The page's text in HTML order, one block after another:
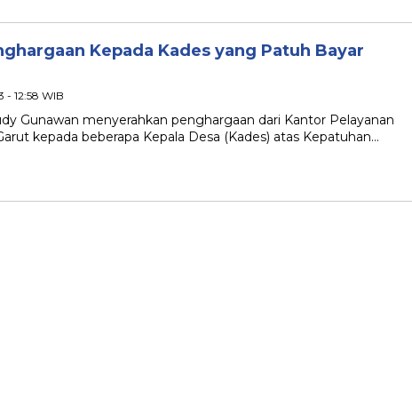
Kepada Kades yang Patuh Bayar
- 12:58 WIB
Gunawan menyerahkan penghargaan dari Kantor Pelayanan
kepada beberapa Kepala Desa (Kades) atas Kepatuhan…